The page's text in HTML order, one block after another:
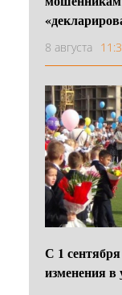
8 августа
С 1
изменения в